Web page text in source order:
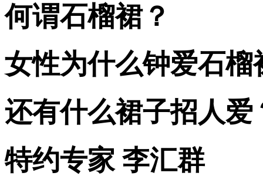
何谓石榴裙？
女性为什么钟爱石榴
还有什么裙子招人爱
特约专家 李汇群